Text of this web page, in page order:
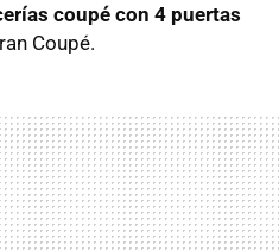
coupé con 4 puertas
Coupé.